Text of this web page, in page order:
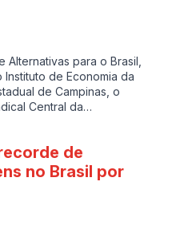
Alternativas para o Brasil,
de Economia da
de Campinas, o
Central da…
de
no Brasil por